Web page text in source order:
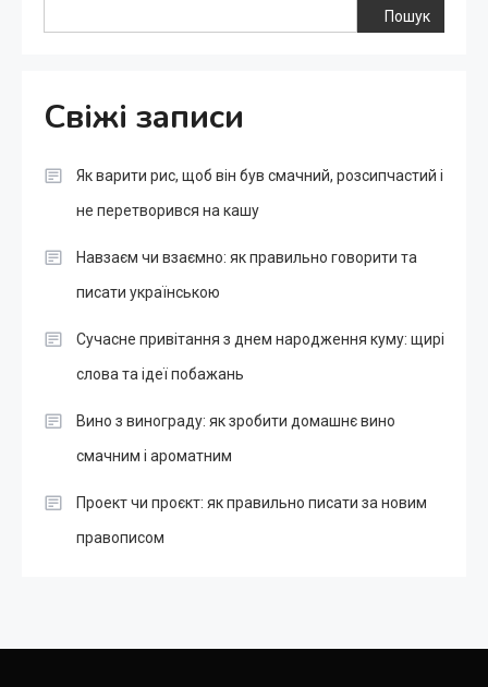
Пошук
Свіжі записи
Як варити рис, щоб він був смачний, розсипчастий і
не перетворився на кашу
Навзаєм чи взаємно: як правильно говорити та
писати українською
Сучасне привітання з днем народження куму: щирі
слова та ідеї побажань
Вино з винограду: як зробити домашнє вино
смачним і ароматним
Проект чи проєкт: як правильно писати за новим
правописом